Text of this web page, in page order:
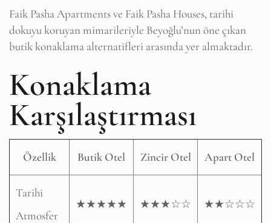
Faik Pasha Apartments ve Faik Pasha Houses, tarihi
dokuyu koruyan mimarileriyle Beyoğlu’nun öne çıkan
butik konaklama alternatifleri arasında yer almaktadır.
Konaklama
Karşılaştırması
Özellik Butik Otel Zincir Otel Apart Otel
Tarihi
Atmosfer
★★★★★ ★★★☆☆ ★★☆☆☆